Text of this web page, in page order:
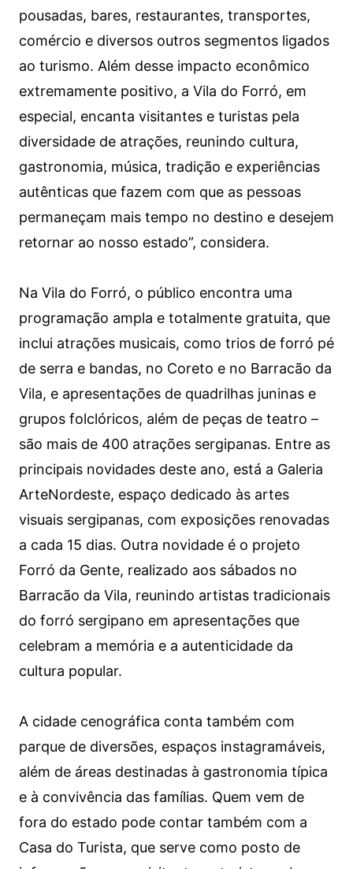
pousadas, bares, restaurantes, transportes,
comércio e diversos outros segmentos ligados
ao turismo. Além desse impacto econômico
extremamente positivo, a Vila do Forró, em
especial, encanta visitantes e turistas pela
diversidade de atrações, reunindo cultura,
gastronomia, música, tradição e experiências
autênticas que fazem com que as pessoas
permaneçam mais tempo no destino e desejem
retornar ao nosso estado”, considera.
Na Vila do Forró, o público encontra uma
programação ampla e totalmente gratuita, que
inclui atrações musicais, como trios de forró pé
de serra e bandas, no Coreto e no Barracão da
Vila, e apresentações de quadrilhas juninas e
grupos folclóricos, além de peças de teatro –
são mais de 400 atrações sergipanas. Entre as
principais novidades deste ano, está a Galeria
ArteNordeste, espaço dedicado às artes
visuais sergipanas, com exposições renovadas
a cada 15 dias. Outra novidade é o projeto
Forró da Gente, realizado aos sábados no
Barracão da Vila, reunindo artistas tradicionais
do forró sergipano em apresentações que
celebram a memória e a autenticidade da
cultura popular.
A cidade cenográfica conta também com
parque de diversões, espaços instagramáveis,
além de áreas destinadas à gastronomia típica
e à convivência das famílias. Quem vem de
fora do estado pode contar também com a
Casa do Turista, que serve como posto de